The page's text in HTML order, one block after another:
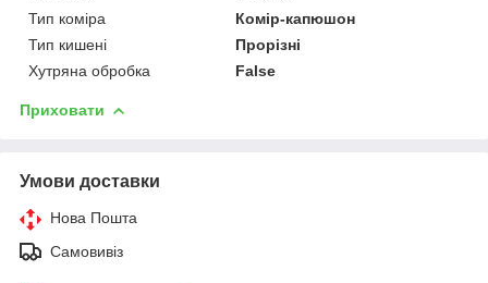
Тип коміра
Комір-капюшон
Тип кишені
Прорізні
Хутряна обробка
False
Приховати
Умови доставки
Нова Пошта
Самовивіз